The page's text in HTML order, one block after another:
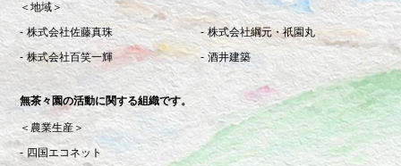
＜地域＞
株式会社佐藤真珠
株式会社綱元・祇園丸
株式会社百笑一輝
酒井建築
無茶々園の活動に関する組織です。
＜農業生産＞
四国エコネット